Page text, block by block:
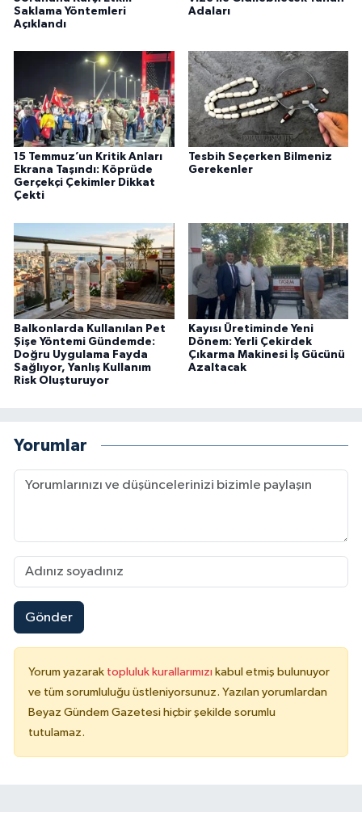
Saklama Yöntemleri
Açıklandı
Adaları
15 Temmuz’un Kritik Anları
Ekrana Taşındı: Köprüde
Gerçekçi Çekimler Dikkat
Çekti
Tesbih Seçerken Bilmeniz
Gerekenler
Balkonlarda Kullanılan Pet
Şişe Yöntemi Gündemde:
Doğru Uygulama Fayda
Sağlıyor, Yanlış Kullanım
Risk Oluşturuyor
Kayısı Üretiminde Yeni
Dönem: Yerli Çekirdek
Çıkarma Makinesi İş Gücünü
Azaltacak
Yorumlar
Gönder
Yorum yazarak topluluk kurallarımızı kabul etmiş bulunuyor
ve tüm sorumluluğu üstleniyorsunuz. Yazılan yorumlardan
Beyaz Gündem Gazetesi hiçbir şekilde sorumlu
tutulamaz.